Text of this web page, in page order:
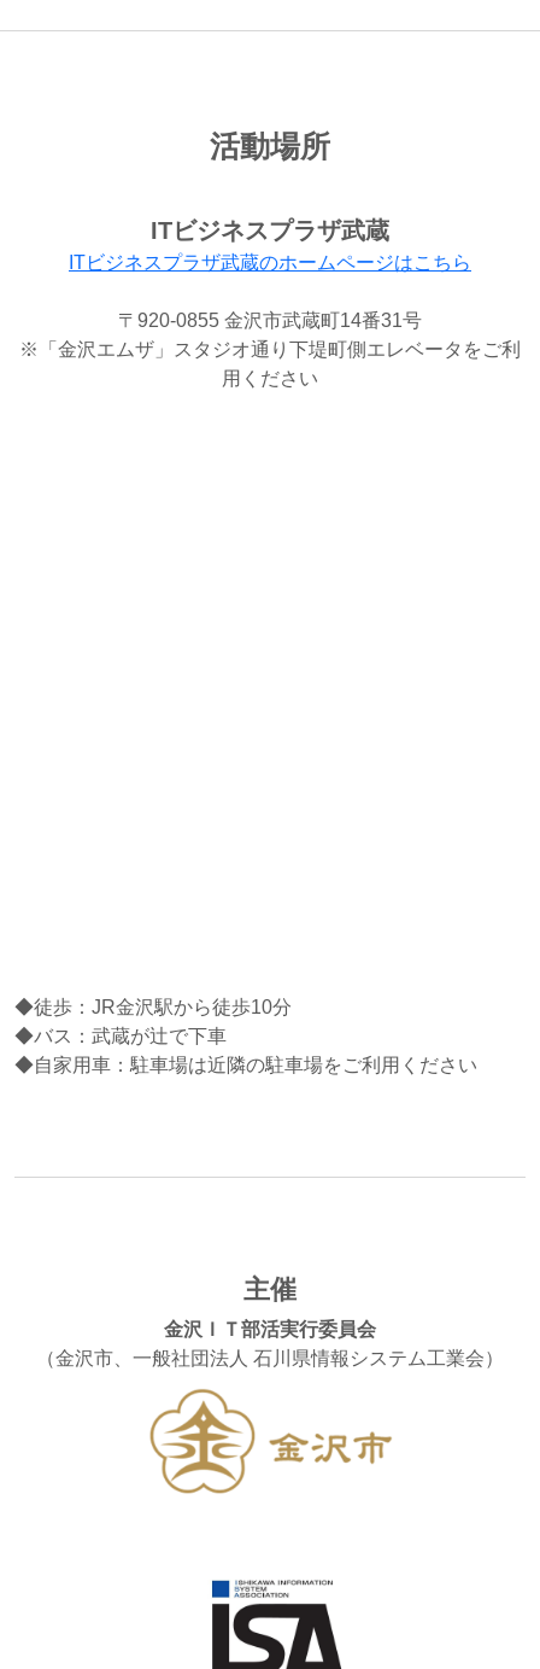
活動場所
ITビジネスプラザ武蔵
ITビジネスプラザ武蔵のホームページはこちら
〒920-0855 金沢市武蔵町14番31号
※「金沢エムザ」スタジオ通り下堤町側エレベータをご利
用ください
◆徒歩：JR金沢駅から徒歩10分
◆バス：武蔵が辻で下車
◆自家用車：駐車場は近隣の駐車場をご利用ください
主催
金沢ＩＴ部活実行委員会
（金沢市、一般社団法人 石川県情報システム工業会）